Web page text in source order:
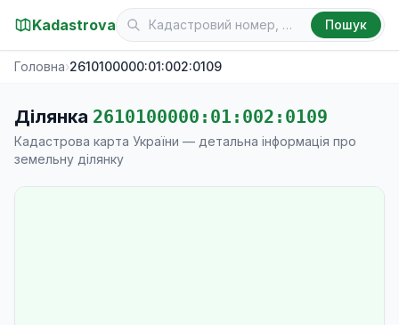
Kadastrova Пошук
Головна›2610100000:01:002:0109
Ділянка 2610100000:01:002:0109
Кадастрова карта України — детальна інформація про
земельну ділянку